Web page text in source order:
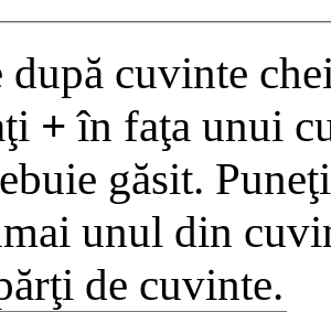
după cuvinte
+ în faţa unui
găsit.
unul din
de cuvinte.